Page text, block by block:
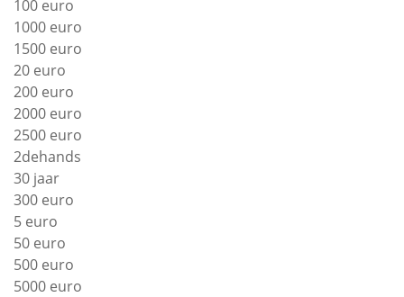
100 euro
1000 euro
1500 euro
20 euro
200 euro
2000 euro
2500 euro
2dehands
30 jaar
300 euro
5 euro
50 euro
500 euro
5000 euro